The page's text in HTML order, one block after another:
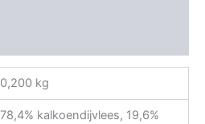
0,200 kg
78,4% kalkoendijvlees, 19,6%